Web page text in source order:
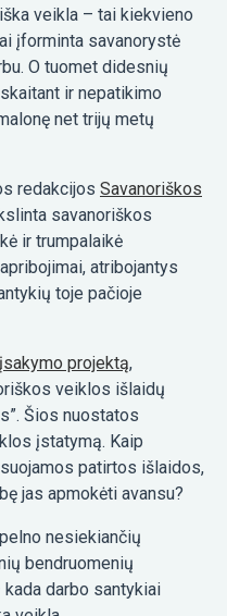
veikla – tai kiekvieno
įforminta savanorystė
O tuomet didesnių
ir nepatikimo
net trijų metų
redakcijos Savanoriškos
savanoriškos
ir trumpalaikė
atribojantys
toje pačioje
įsakymo projektą,
veiklos išlaidų
Šios nuostatos
įstatymą. Kaip
patirtos išlaidos,
jas apmokėti avansu?
nesiekiančių
bendruomenių
darbo santykiai